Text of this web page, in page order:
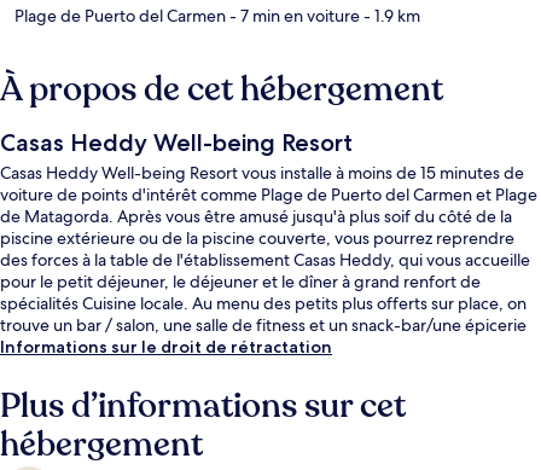
Plage de Puerto del Carmen- 7 min en voiture- 1.9 km
À propos de cet hébergement
Casas Heddy Well-being Resort
Casas Heddy Well-being Resort vous installe à moins de 15 minutes de
voiture de points d'intérêt comme Plage de Puerto del Carmen et Plage
de Matagorda. Après vous être amusé jusqu'à plus soif du côté de la
piscine extérieure ou de la piscine couverte, vous pourrez reprendre
des forces à la table de l'établissement Casas Heddy, qui vous accueille
pour le petit déjeuner, le déjeuner et le dîner à grand renfort de
spécialités Cuisine locale. Au menu des petits plus offerts sur place, on
trouve un bar / salon, une salle de fitness et un snack-bar/une épicerie
fine. Sympa non ?
Informations sur le droit de rétractation
Plus d’informations sur cet
hébergement